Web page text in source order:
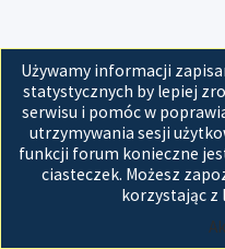
Używamy informacji
statystycznych by lepiej
serwisu i pomóc w
utrzymywania sesji
funkcji forum konieczne
ciasteczek. Możesz
korzystając z